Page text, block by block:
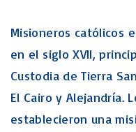
Misioneros católicos
en el siglo XVII,
Custodia de Tierra
El Cairo y Alejandría.
establecieron una